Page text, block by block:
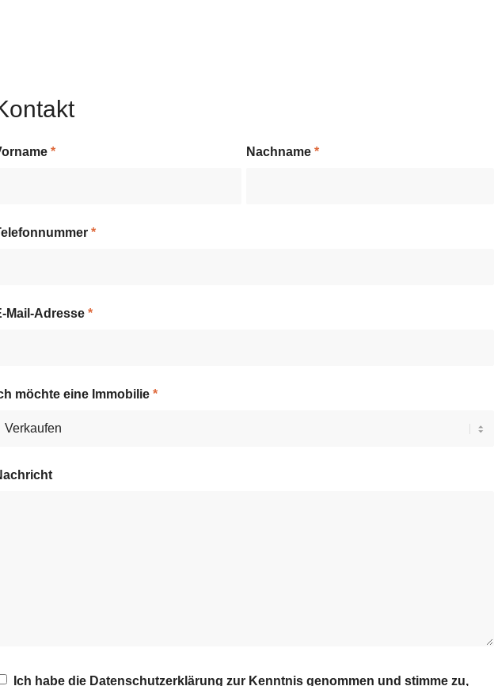
* Nachname*
*
Mail-Adresse*
möchte eine Immobilie*
Ich habe die Datenschutzerklärung zur Kenntnis genommen und stimme zu,